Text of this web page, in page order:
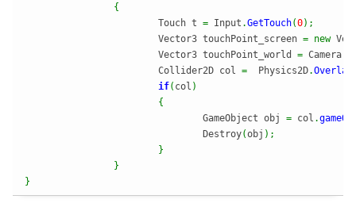
{
			Touch t
= Input .GetTouch(0) ;
			Vector3 touchPoint_screen
= new
			Vector3 touchPoint_world
= Camera
			Collider2D col
=
  Physics2D
.
if( col )
{
				GameObject obj
= col .
				Destroy
(obj ) ;
}
}
}